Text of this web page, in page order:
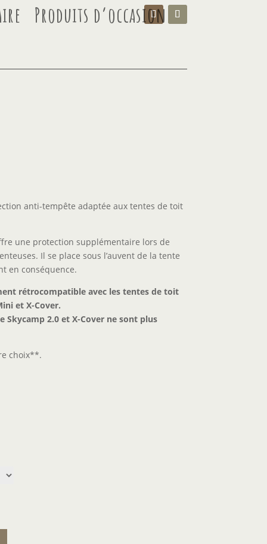
Produits d’occasion
anti-tempête adaptée aux tentes de toit
une protection supplémentaire lors de
Il se place sous l’auvent de la tente
en conséquence.
rétrocompatible avec les tentes de toit
et X-Cover.
2.0 et X-Cover ne sont plus
choix**.